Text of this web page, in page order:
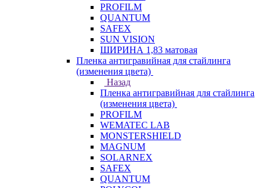
PROFILM
QUANTUM
SAFEX
SUN VISION
ШИРИНА 1,83 матовая
Пленка антигравийная для стайлинга
(изменения цвета)
Назад
Пленка антигравийная для стайлинга
(изменения цвета)
PROFILM
WEMATEC LAB
MONSTERSHIELD
MAGNUM
SOLARNEX
SAFEX
QUANTUM